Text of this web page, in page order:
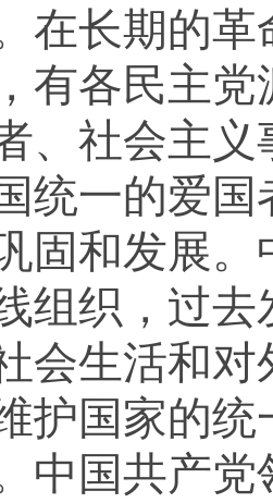
在长期的
有各民主
、社会主
统一的爱
固和发展
组织，过
会生活和
护国家的
中国共产